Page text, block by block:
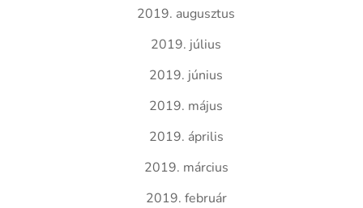
2019. augusztus
2019. július
2019. június
2019. május
2019. április
2019. március
2019. február